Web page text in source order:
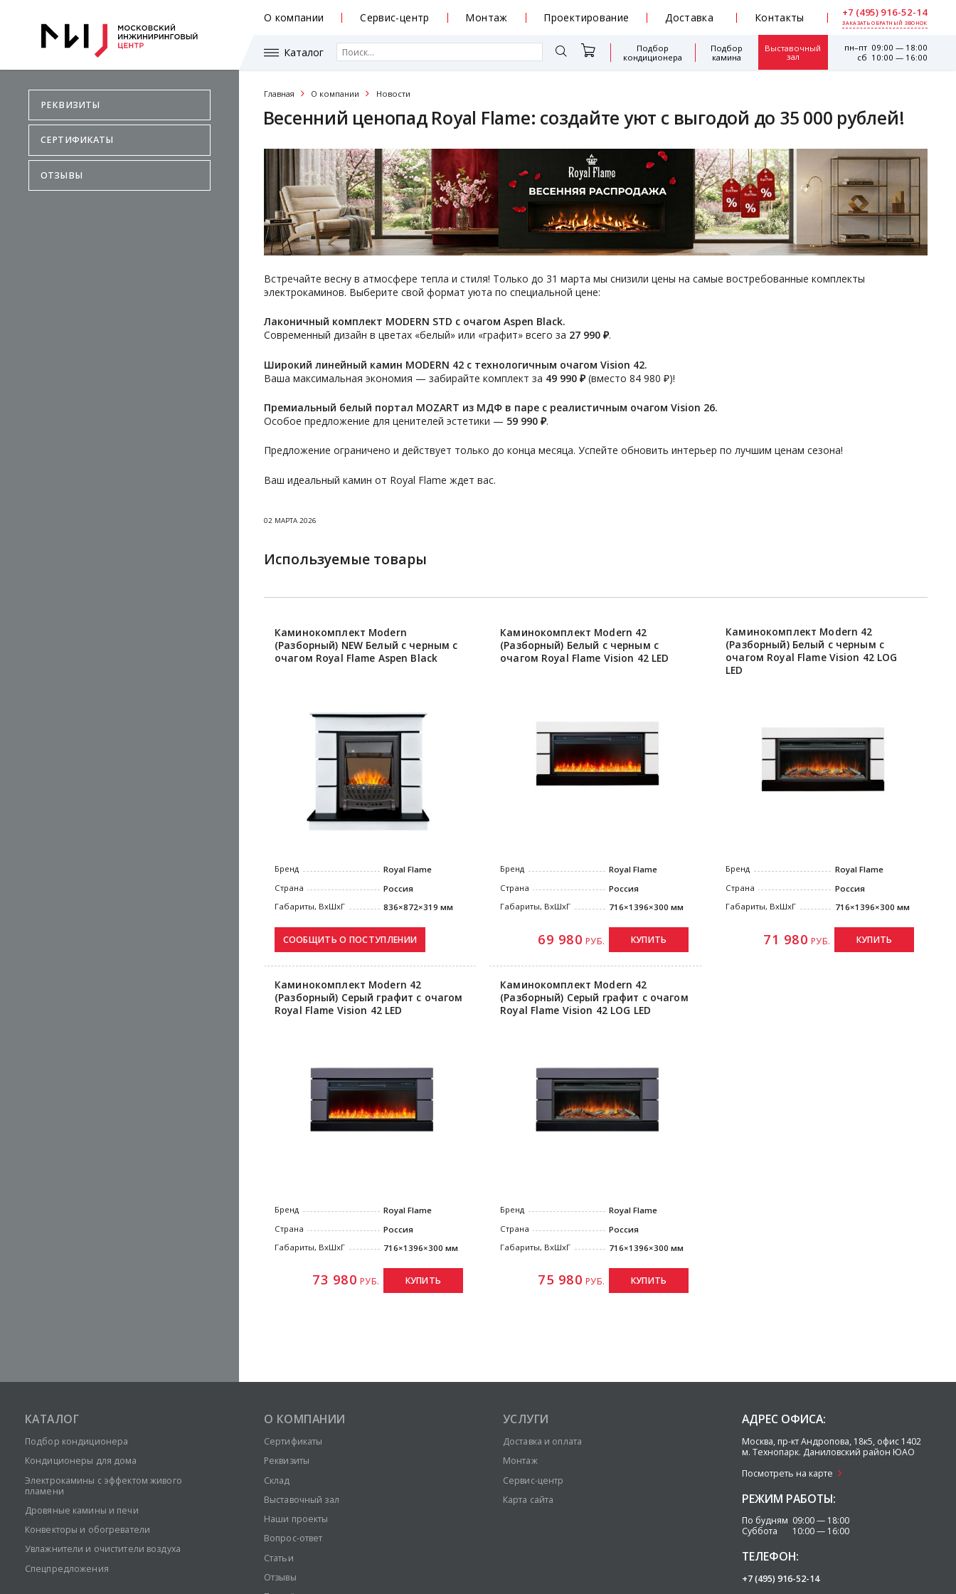
О компании Сервис-центр Монтаж Проектирование Доставка Контакты +7 (495) 916-52-14
ЗАКАЗАТЬ ОБРАТНЫЙ ЗВОНОК
Каталог
Подбор
кондиционера
Подбор
камина
Выставочный
зал
пн–пт 09:00 — 18:00
сб 10:00 — 16:00
РЕКВИЗИТЫ
СЕРТИФИКАТЫ
ОТЗЫВЫ
Главная О компании Новости
Весенний ценопад Royal Flame: создайте уют с выгодой до 35 000 рублей!
Встречайте весну в атмосфере тепла и стиля! Только до 31 марта мы снизили цены на самые востребованные комплекты
электрокаминов. Выберите свой формат уюта по специальной цене:
Лаконичный комплект MODERN STD с очагом Aspen Black.
Современный дизайн в цветах «белый» или «графит» всего за 27 990 ₽.
Широкий линейный камин MODERN 42 с технологичным очагом Vision 42.
Ваша максимальная экономия — забирайте комплект за 49 990 ₽(вместо 84 980 ₽)!
Премиальный белый портал MOZART из МДФ в паре с реалистичным очагом Vision 26.
Особое предложение для ценителей эстетики — 59 990 ₽.
Предложение ограничено и действует только до конца месяца. Успейте обновить интерьер по лучшим ценам сезона!
Ваш идеальный камин от Royal Flame ждет вас.
02 МАРТА 2026
Используемые товары
Каминокомплект Modern
(Разборный) NEW Белый с черным с
очагом Royal Flame Aspen Black
Бренд
Royal Flame
Страна
Россия
Габариты, ВxШxГ
836×872×319 мм
Каминокомплект Modern 42
(Разборный) Белый с черным с
очагом Royal Flame Vision 42 LED
Бренд
Royal Flame
Страна
Россия
Габариты, ВxШxГ
716×1396×300 мм
69 980 РУБ. КУПИТЬ
Каминокомплект Modern 42
(Разборный) Белый с черным с
очагом Royal Flame Vision 42 LOG
LED
Бренд
Royal Flame
Страна
Россия
Габариты, ВxШxГ
716×1396×300 мм
71 980 РУБ. КУПИТЬ
Каминокомплект Modern 42
(Разборный) Серый графит с очагом
Royal Flame Vision 42 LED
Бренд
Royal Flame
Страна
Россия
Габариты, ВxШxГ
716×1396×300 мм
73 980 РУБ. КУПИТЬ
Каминокомплект Modern 42
(Разборный) Серый графит с очагом
Royal Flame Vision 42 LOG LED
Бренд
Royal Flame
Страна
Россия
Габариты, ВxШxГ
716×1396×300 мм
75 980 РУБ. КУПИТЬ
КАТАЛОГ
Подбор кондиционера
Кондиционеры для дома
Электрокамины с эффектом живого
пламени
Дровяные камины и печи
Конвекторы и обогреватели
Увлажнители и очистители воздуха
Спецпредложения
О КОМПАНИИ
Сертификаты
Реквизиты
Склад
Выставочный зал
Наши проекты
Вопрос-ответ
Статьи
Отзывы
УСЛУГИ
Доставка и оплата
Монтаж
Сервис-центр
Карта сайта
АДРЕС ОФИСА:
Москва, пр-кт Андропова, 18к5, офис 1402
м. Технопарк. Даниловский район ЮАО
Посмотреть на карте
РЕЖИМ РАБОТЫ:
По будням 09:00 — 18:00
Суббота 10:00 — 16:00
ТЕЛЕФОН:
+7 (495) 916-52-14